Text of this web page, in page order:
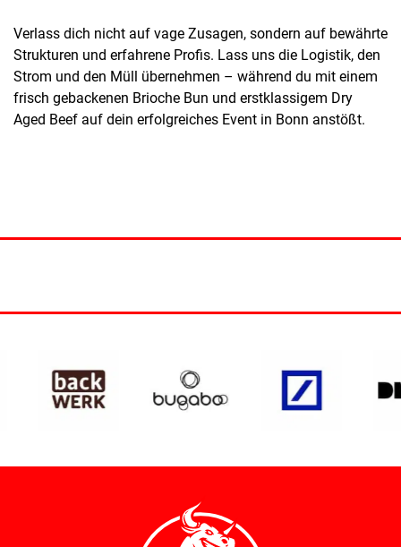
Verlass dich nicht auf vage Zusagen, sondern auf bewährte
Strukturen und erfahrene Profis. Lass uns die Logistik, den
Strom und den Müll übernehmen – während du mit einem
frisch gebackenen Brioche Bun und erstklassigem Dry
Aged Beef auf dein erfolgreiches Event in Bonn anstößt.